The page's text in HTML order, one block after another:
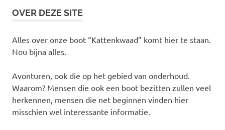
OVER DEZE SITE
Alles over onze boot “Kattenkwaad” komt hier te staan.
Nou bijna alles.
Avonturen, ook die op het gebied van onderhoud.
Waarom? Mensen die ook een boot bezitten zullen veel
herkennen, mensen die net beginnen vinden hier
misschien wel interessante informatie.